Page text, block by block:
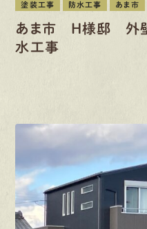
塗装工事 防水工事 あま市
あま市 H様邸 外壁
水工事